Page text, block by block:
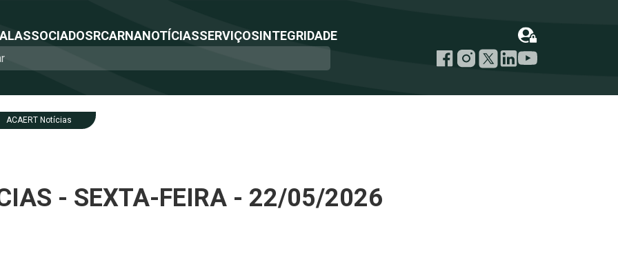
ASSOCIADOSRCARNANOTÍCIASSERVIÇOSINTEGRIDADE
ACAERT Notícias
- SEXTA-FEIRA - 22/05/2026